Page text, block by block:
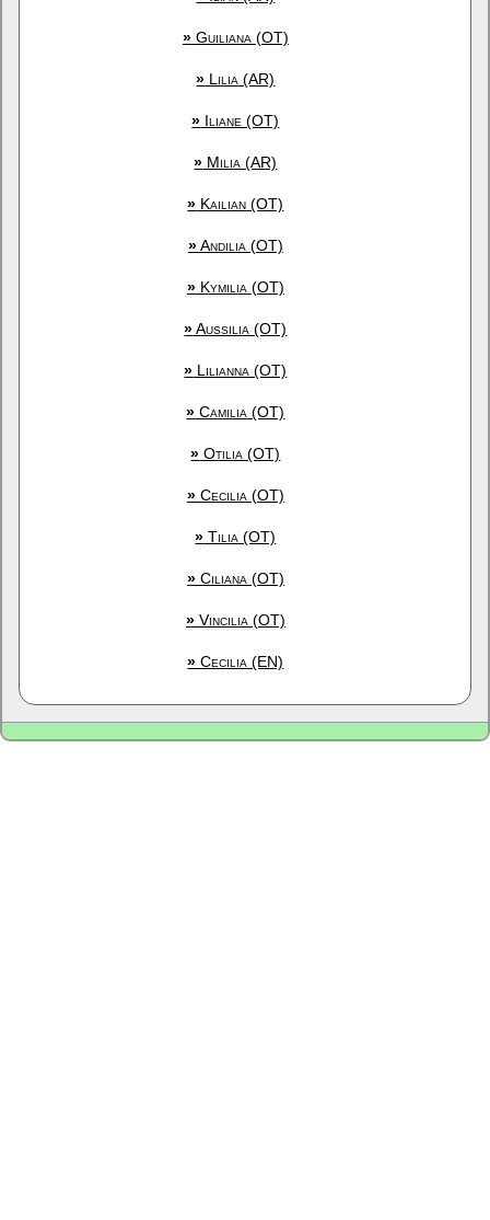
»Guiliana (OT)
» Lilia (AR)
» Iliane (OT)
» Milia (AR)
» Kailian (OT)
»Andilia (OT)
»Kymilia (OT)
»Aussilia (OT)
» Lilianna (OT)
» Camilia (OT)
» Otilia (OT)
»Cecilia (OT)
» Tilia (OT)
»Ciliana (OT)
»Vincilia (OT)
» Cecilia (EN)